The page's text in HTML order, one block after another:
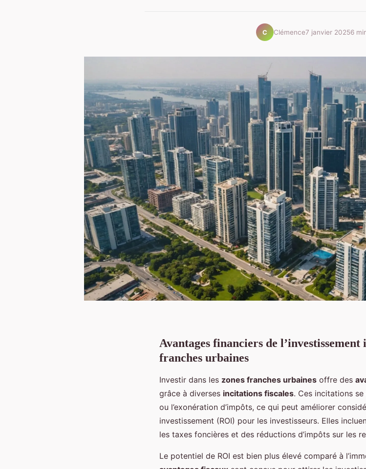
C Clémence7 janvier 20256
Avantages financiers de
franches urbaines
Investir dans les zones franches urbaines offre des
grâce à diverses incitations fiscales. Ces incitations
ou l’exonération d’impôts, ce qui peut améliorer
investissement (ROI) pour les investisseurs. Elles
les taxes foncières et des réductions d’impôts sur les
Le potentiel de ROI est bien plus élevé comparé à